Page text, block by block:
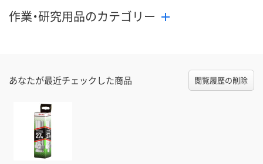
作業・研究用品のカテゴリー
あなたが最近チェックした商品 閲覧履歴の削除